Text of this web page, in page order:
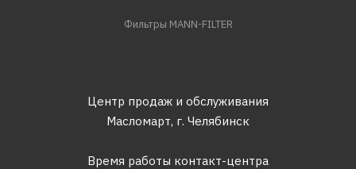
Фильтры MANN-FILTER
Центр продаж и обслуживания
Масломарт, г. Челябинск
Время работы контакт-центра